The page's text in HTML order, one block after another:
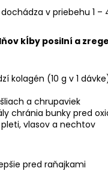
v priebehu 1
kĺby posilní a
kolagén (10 g v 1
a chrupaviek
chránia bunky pred
vlasov a nechtov
pred raňajkami